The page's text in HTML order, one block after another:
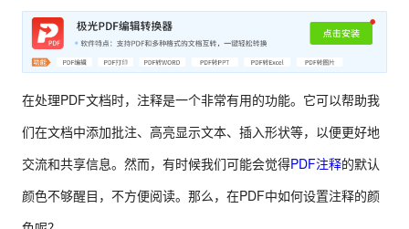
在处理PDF文档时，注释是一个非常有用的功能。它可以帮助我
们在文档中添加批注、高亮显示文本、插入形状等，以便更好地
交流和共享信息。然而，有时候我们可能会觉得PDF注释的默认
颜色不够醒目，不方便阅读。那么，在PDF中如何设置注释的颜